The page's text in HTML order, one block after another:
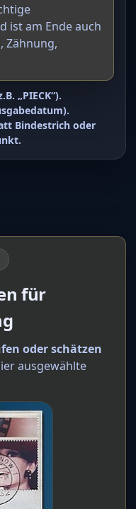
ist am Ende auch
Zähnung,
„PIECK“).
Bindestrich oder
für
oder schätzen
ausgewählte